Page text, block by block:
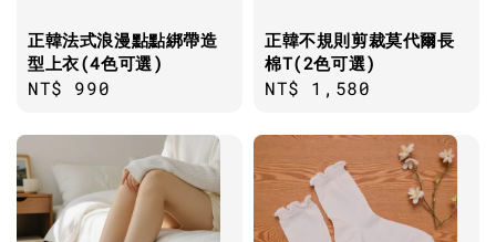
正韓法式浪漫點點綁帶造
型上衣(4色可選)
Regular
NT$ 990
正韓不規則剪裁莫代爾長
棉T(2色可選)
Regular
NT$ 1,580